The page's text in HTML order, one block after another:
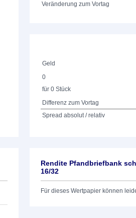
Veränderung zum Vortag
Geld
0
für 0 Stück
Differenz zum Vortag
Spread absolut / relativ
Rendite Pfandbriefbank
16/32
Für dieses Wertpapier können